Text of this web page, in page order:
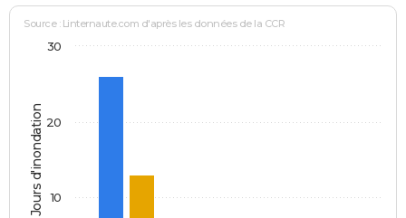
Jours d'inondation
Source : Linternaute.com d'après les données de la CCR
10
20
30